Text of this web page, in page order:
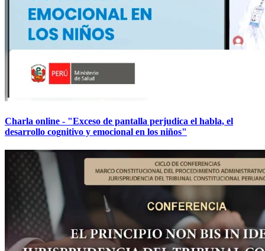
Charla online - "Exceso de pantalla perjudica el habla, el
desarrollo cognitivo y emocional en los niños"